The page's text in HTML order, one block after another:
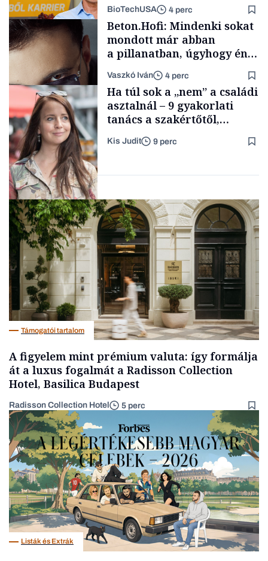
Smart habits
Content Lab HUB
BioTechUSA 4 perc
Forbes-sztori
Beton.Hofi: Mindenki sokat
mondott már abban
a pillanatban, úgyhogy én
a legsarkosabb
gondolataimat akartam
kimondani
Vaszkó Iván 4 perc
Gasztró
Ha túl sok a „nem” a családi
asztalnál – 9 gyakorlati
tanács a szakértőtől,
hogyan legyünk jól etető
szülők
Kis Judit 9 perc
Támogatói tartalom
A figyelem mint prémium valuta: így formálja
át a luxus fogalmát a Radisson Collection
Hotel, Basilica Budapest
Radisson Collection Hotel 5 perc
Listák és Extrák